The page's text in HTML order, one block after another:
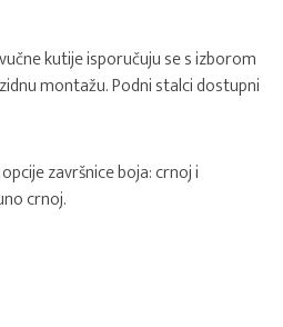
kutije isporučuju se s izborom
montažu. Podni stalci dostupni
završnice boja: crnoj i
crnoj.